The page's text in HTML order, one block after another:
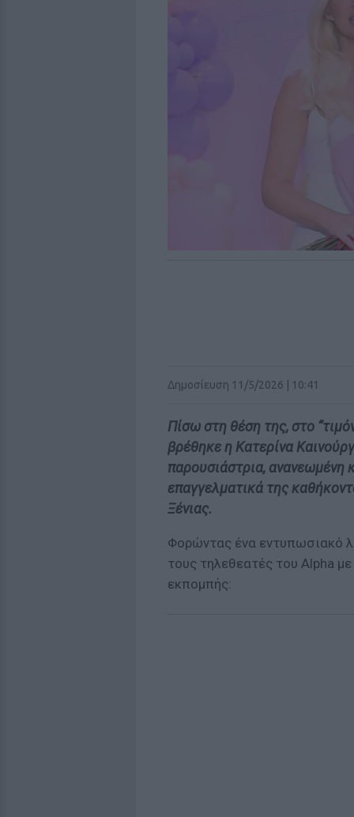
Δημοσίευση 11/5/2026 | 10:41
Πίσω στη θέση της, στο
βρέθηκε η Κατερίνα
παρουσιάστρια, ανανεωμένη
επαγγελματικά της
Ξένιας.
Φορώντας ένα εντυπωσιακό
τους τηλεθεατές του Alpha
εκπομπής: